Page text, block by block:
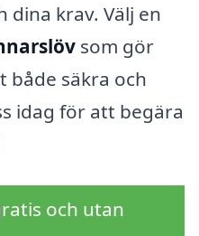
dina krav. Välj en
som gör
både säkra och
idag för att begära
och utan